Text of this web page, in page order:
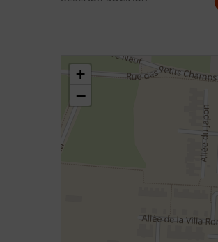
46.31073047153332,4.805998853505171
+
−